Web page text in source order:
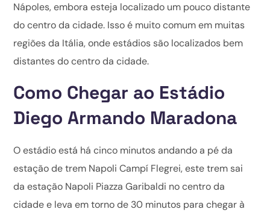
Nápoles, embora esteja localizado um pouco distante
do centro da cidade. Isso é muito comum em muitas
regiões da Itália, onde estádios são localizados bem
distantes do centro da cidade.
Como Chegar ao Estádio
Diego Armando Maradona
O estádio está há cinco minutos andando a pé da
estação de trem Napoli Campí Flegrei, este trem sai
da estação Napoli Piazza Garibaldi no centro da
cidade e leva em torno de 30 minutos para chegar à